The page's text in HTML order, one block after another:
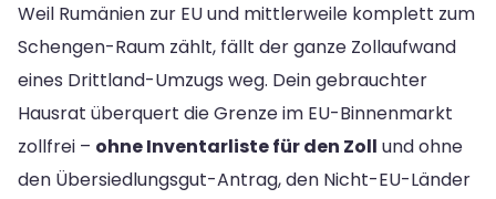
Weil Rumänien zur EU und mittlerweile komplett zum
Schengen-Raum zählt, fällt der ganze Zollaufwand
eines Drittland-Umzugs weg. Dein gebrauchter
Hausrat überquert die Grenze im EU-Binnenmarkt
zollfrei – ohne Inventarliste für den Zoll und ohne
den Übersiedlungsgut-Antrag, den Nicht-EU-Länder